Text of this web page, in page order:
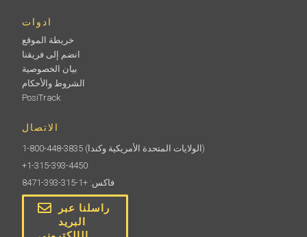
ادوات
خريطة الموقع
انضم إلى فريقنا
بيان الخصوصية
الشروط والأحكام
PosiTrack
الاتصال
1-800-448-3835
(الولايات المتحدة الأمريكية وكندا)
+1-315-393-4450
فاكس: +1-315-393-8471
راسلنا عبر
البريد